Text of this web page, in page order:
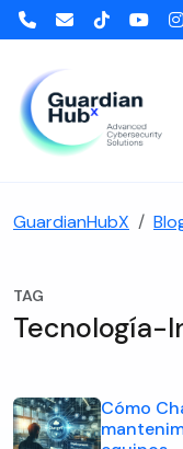
GuardianHubX
TAG
Tecnología-
Cómo